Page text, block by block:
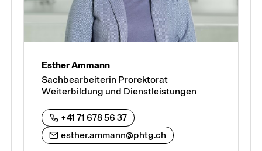
Esther Ammann
Sachbearbeiterin Prorektorat
Weiterbildung und Dienstleistungen
+41 71 678 56 37
esther.ammann@phtg.ch